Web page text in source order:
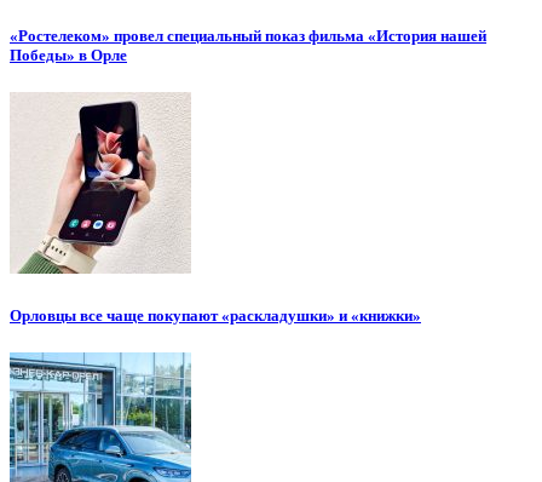
«Ростелеком» провел специальный показ фильма «История нашей
Победы» в Орле
Орловцы все чаще покупают «раскладушки» и «книжки»